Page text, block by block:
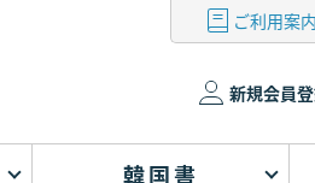
ご利用案内
新規会員
韓国書